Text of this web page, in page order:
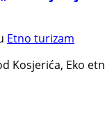
Etno turizam
Kosjerića, Eko